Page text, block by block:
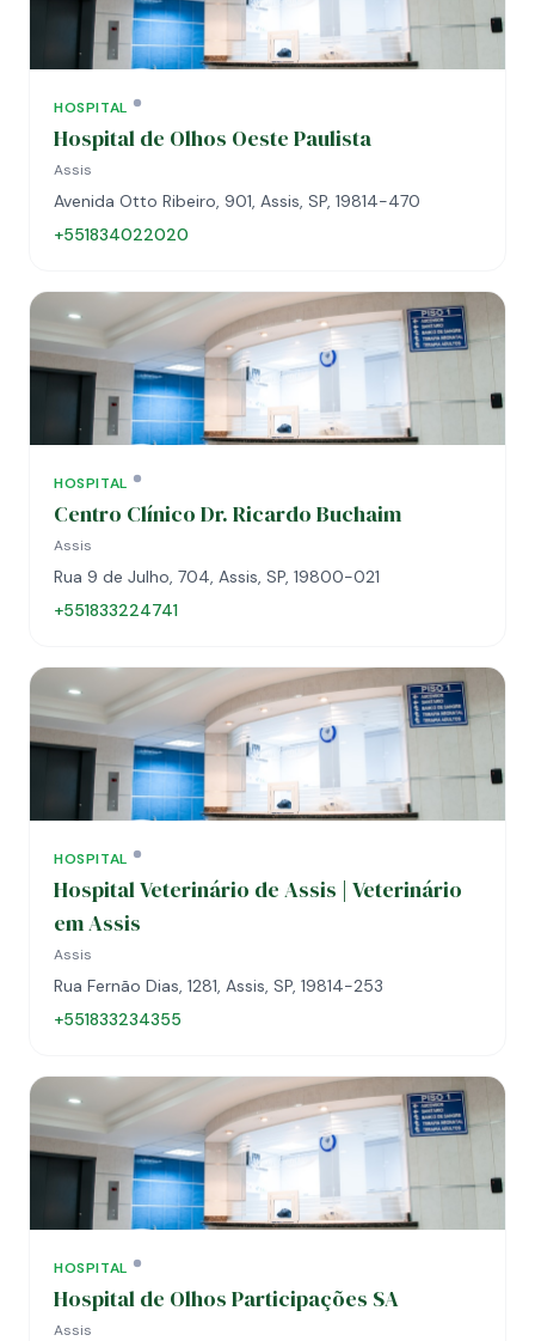
HOSPITAL
Hospital de Olhos Oeste Paulista
Assis
Avenida Otto Ribeiro, 901, Assis, SP, 19814-470
+551834022020
HOSPITAL
Centro Clínico Dr. Ricardo Buchaim
Assis
Rua 9 de Julho, 704, Assis, SP, 19800-021
+551833224741
HOSPITAL
Hospital Veterinário de Assis | Veterinário
em Assis
Assis
Rua Fernão Dias, 1281, Assis, SP, 19814-253
+551833234355
HOSPITAL
Hospital de Olhos Participações SA
Assis